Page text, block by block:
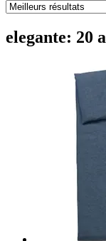
elegante: 20